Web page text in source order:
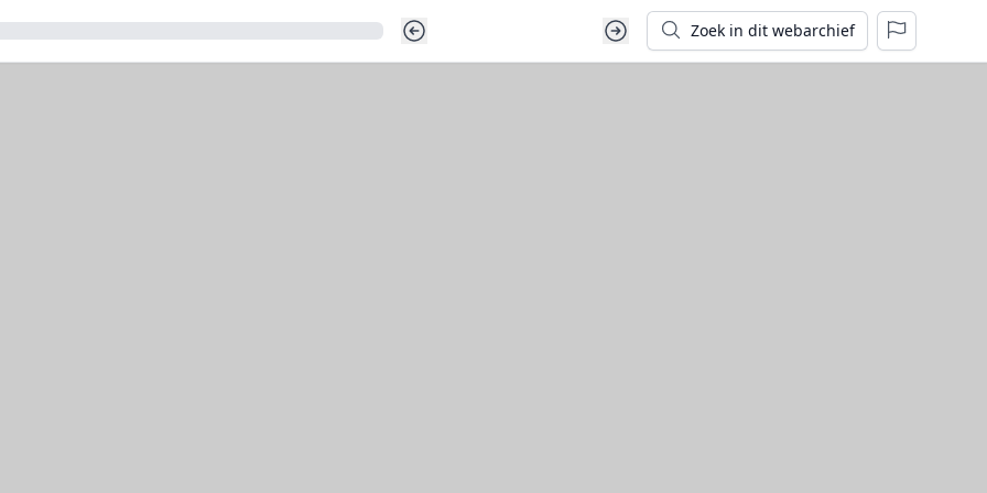
Zoek in dit webarchief